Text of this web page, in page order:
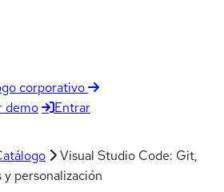
corporativo
demo Entrar
Visual Studio Code: Git,
personalización